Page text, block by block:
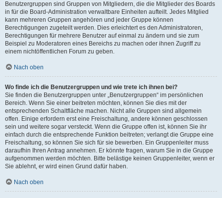
Benutzergruppen sind Gruppen von Mitgliedern, die die Mitglieder des Boards
in für die Board-Administration verwaltbare Einheiten aufteilt. Jedes Mitglied
kann mehreren Gruppen angehören und jeder Gruppe können
Berechtigungen zugeteilt werden. Dies erleichtert es den Administratoren,
Berechtigungen für mehrere Benutzer auf einmal zu ändern und sie zum
Beispiel zu Moderatoren eines Bereichs zu machen oder ihnen Zugriff zu
einem nichtöffentlichen Forum zu geben.
Nach oben
Wo finde ich die Benutzergruppen und wie trete ich ihnen bei?
Sie finden die Benutzergruppen unter „Benutzergruppen“ im persönlichen
Bereich. Wenn Sie einer beitreten möchten, können Sie dies mit der
entsprechenden Schaltfläche machen. Nicht alle Gruppen sind allgemein
offen. Einige erfordern erst eine Freischaltung, andere können geschlossen
sein und weitere sogar versteckt. Wenn die Gruppe offen ist, können Sie ihr
einfach durch die entsprechende Funktion beitreten; verlangt die Gruppe eine
Freischaltung, so können Sie sich für sie bewerben. Ein Gruppenleiter muss
daraufhin Ihren Antrag annehmen. Er könnte fragen, warum Sie in die Gruppe
aufgenommen werden möchten. Bitte belästige keinen Gruppenleiter, wenn er
Sie ablehnt, er wird einen Grund dafür haben.
Nach oben